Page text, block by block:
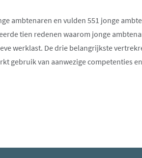
ambtenaren en vulden 551 jonge
tien redenen waarom jonge
werklast. De drie belangrijkste
gebruik van aanwezige competenties